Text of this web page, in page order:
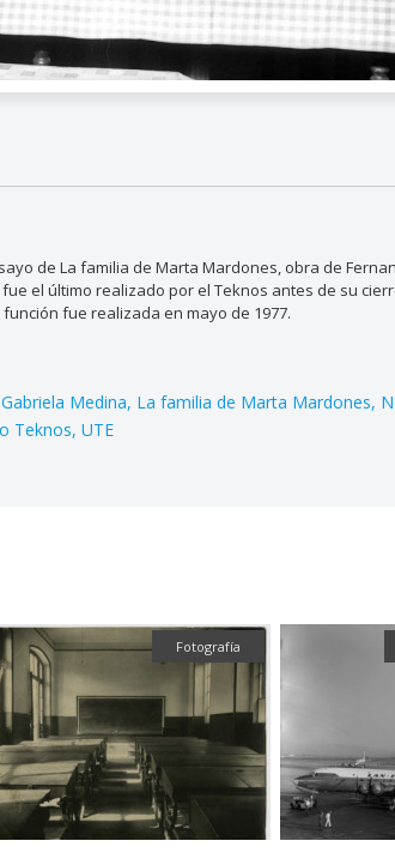
de La familia de Marta Mardones, obra de
el último realizado por el Teknos antes de su
fue realizada en mayo de 1977.
Gabriela Medina La familia de Marta Mardones
Teknos UTE
Fotografía